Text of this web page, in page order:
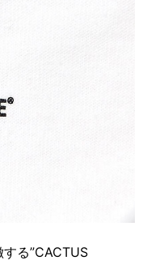
る”CACTUS